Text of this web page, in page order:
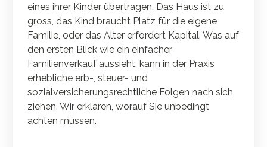
eines ihrer Kinder übertragen. Das Haus ist zu
gross, das Kind braucht Platz für die eigene
Familie, oder das Alter erfordert Kapital. Was auf
den ersten Blick wie ein einfacher
Familienverkauf aussieht, kann in der Praxis
erhebliche erb-, steuer- und
sozialversicherungsrechtliche Folgen nach sich
ziehen. Wir erklären, worauf Sie unbedingt
achten müssen.